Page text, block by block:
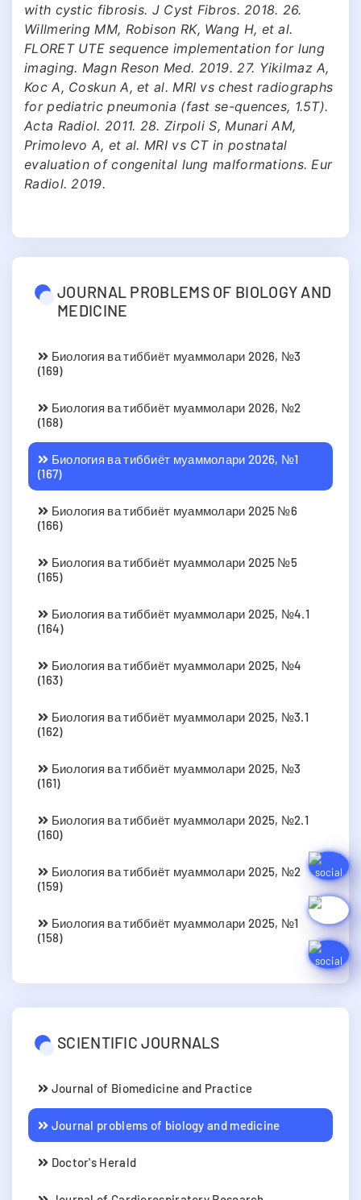
with cystic fibrosis. J Cyst Fibros. 2018. 26.
Willmering MM, Robison RK, Wang H, et al.
FLORET UTE sequence implementation for lung
imaging. Magn Reson Med. 2019. 27. Yikilmaz A,
Koc A, Coskun A, et al. MRI vs chest radiographs
for pediatric pneumonia (fast se-quences, 1.5T).
Acta Radiol. 2011. 28. Zirpoli S, Munari AM,
Primolevo A, et al. MRI vs CT in postnatal
evaluation of congenital lung malformations. Eur
Radiol. 2019.
JOURNAL PROBLEMS OF BIOLOGY AND
MEDICINE
Биология ва тиббиёт муаммолари 2026, №3
(169)
Биология ва тиббиёт муаммолари 2026, №2
(168)
Биология ва тиббиёт муаммолари 2026, №1
(167)
Биология ва тиббиёт муаммолари 2025 №6
(166)
Биология ва тиббиёт муаммолари 2025 №5
(165)
Биология ва тиббиёт муаммолари 2025, №4.1
(164)
Биология ва тиббиёт муаммолари 2025, №4
(163)
Биология ва тиббиёт муаммолари 2025, №3.1
(162)
Биология ва тиббиёт муаммолари 2025, №3
(161)
Биология ва тиббиёт муаммолари 2025, №2.1
(160)
Биология ва тиббиёт муаммолари 2025, №2
(159)
Биология ва тиббиёт муаммолари 2025, №1
(158)
SCIENTIFIC JOURNALS
Journal of Biomedicine and Practice
Journal problems of biology and medicine
Doctor's Herald